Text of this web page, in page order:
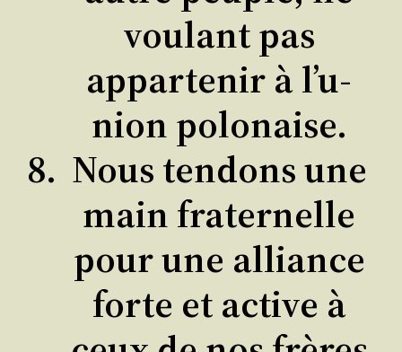
vou­lant pas
appar­te­nir à l’u­
nion polonaise.
Nous ten­dons une
main fra­ter­nelle
pour une alliance
forte et active à